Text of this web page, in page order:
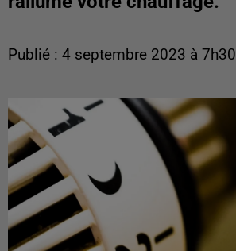
Publié : 4 septembre 2023 à 7h30